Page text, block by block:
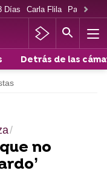
Días Carla Flila Paco
Detrás de las
no